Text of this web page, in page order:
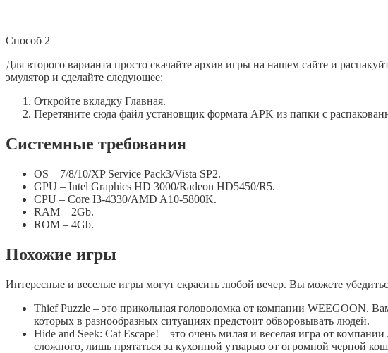
Способ 2
Для второго варианта просто скачайте архив игры на нашем сайте и
эмулятор и сделайте следующее:
Откройте вкладку Главная.
Перетяните сюда файл установщик формата APK из папки с
Системные требования
OS – 7/8/10/XP Service Pack3/Vista SP2.
GPU – Intel Graphics HD 3000/Radeon HD5450/R5.
CPU – Core I3-4330/AMD A10-5800K.
RAM – 2Gb.
ROM – 4Gb.
Похожие игры
Интересные и веселые игры могут скрасить любой вечер. Вы можете
Thief Puzzle – это прикольная головоломка от компании WEEGOON.
которых в разнообразных ситуациях предстоит обворовывать людей.
Hide and Seek: Cat Escape! – это очень милая и веселая игра от
сложного, лишь прятаться за кухонной утварью от огромной черной